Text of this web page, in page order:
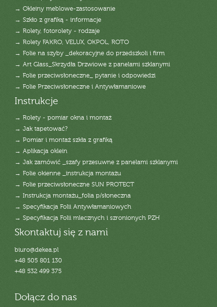
→ Okleiny meblowe-zastosowanie
→ Szkło z grafiką - informacje
→ Rolety, fotorolety - rodzaje
→ Rolety FAKRO, VELUX, OKPOL, ROTO
→ Folie na szyby _dekoracyjne do przedszkoli i firm
→ Art Glass_Skrzydła Drzwiowe z panelami szklanymi
→ Folie przeciwsłoneczne_ pytanie i odpowiedzi
→ Folie Przeciwsłoneczne i Antywłamaniowe
Instrukcje
→ Rolety - pomiar okna i montaż
→ Jak tapetować?
→ Pomiar i montaż szkła z grafiką
→ Aplikacja oklein
→ Jak zamówić _szafy przesuwne z panelami szklanymi
→ Folie okienne _instrukcja montażu
→ Folie przeciwsłoneczne SUN PROTECT
→ Instrukcja montażu_folia p/słoneczna
→ Specyfikacja Folii Antywłamaniowych
→ Specyfikacja Folii mlecznych i szronionych PZH
Skontaktuj się z nami
biuro@dekea.pl
+48 505 801 130
+48 532 499 375
Dołącz do nas